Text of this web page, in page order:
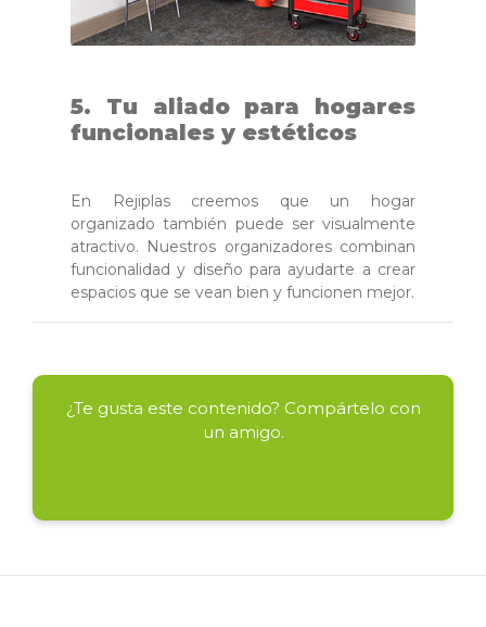
5. Tu aliado para hogares
funcionales y estéticos
En Rejiplas creemos que un hogar
organizado también puede ser visualmente
atractivo. Nuestros organizadores combinan
funcionalidad y diseño para ayudarte a crear
espacios que se vean bien y funcionen mejor.
¿Te gusta este contenido? Compártelo con
un amigo.